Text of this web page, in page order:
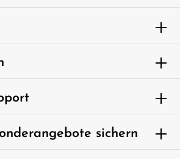
zur Kenntnis
geben Sie die oben
ein*
sichern